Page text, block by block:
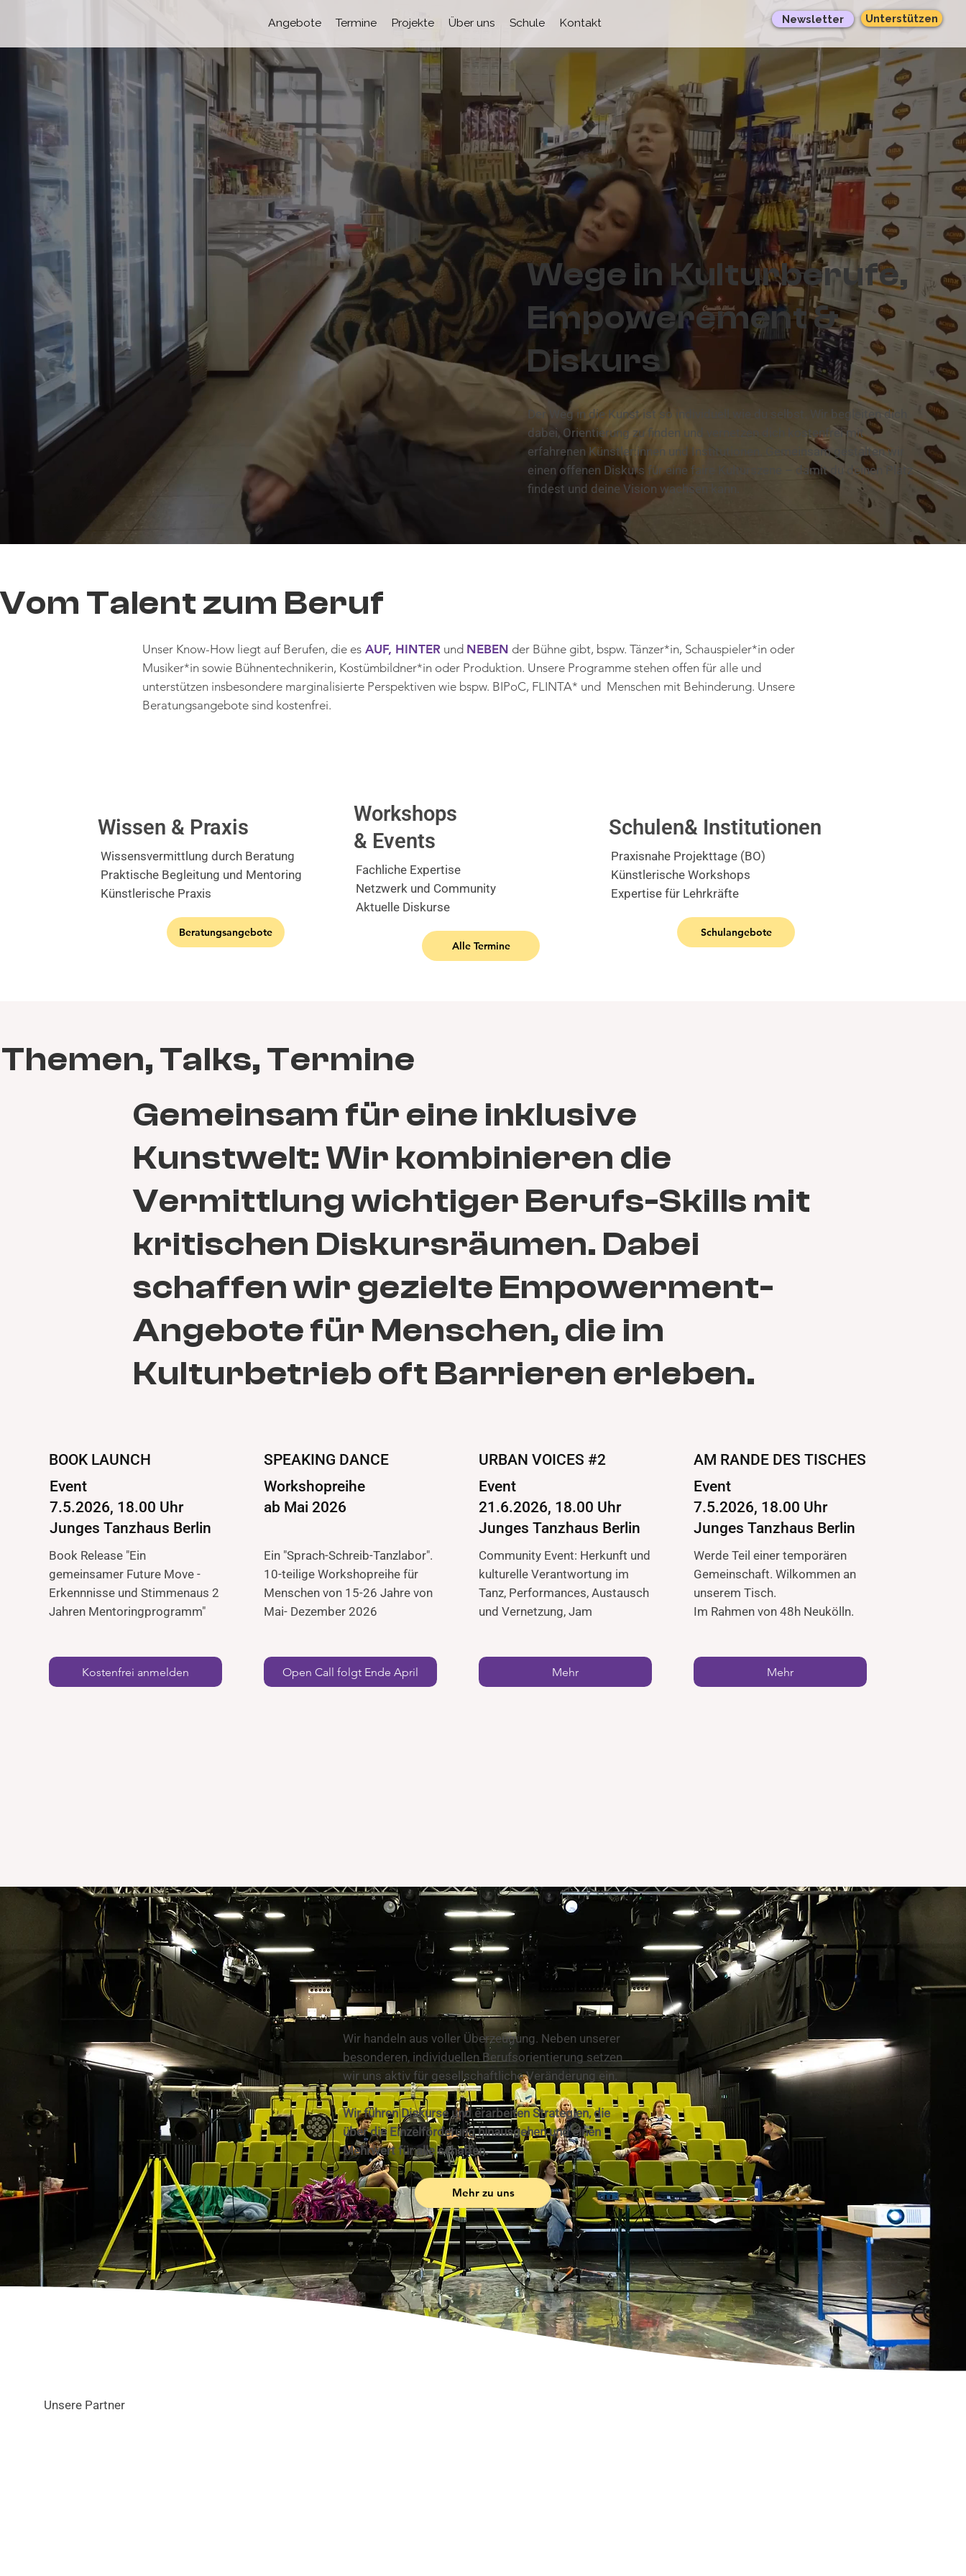
Unterstützen
Newsletter
Angebote Termine Projekte Über uns Schule Kontakt
Wege in Kulturberufe,
Empowerement &
Diskurs
Der Weg in die Kunst ist so individuell wie du selbst. Wir begleiten dich
dabei, Orientierung zu finden und vernetzen dich kostenfrei mit
erfahrenen Künstler:innen und Institutionen. Gemeinsam gestalten wir
einen offenen Diskurs für eine faire Kulturszene – damit du deinen Platz
findest und deine Vision wachsen kann.
Vom Talent zum Beruf
Unser Know-How liegt auf Berufen, die es AUF, HINTER und NEBEN der Bühne gibt, bspw. Tänzer*in, Schauspieler*in oder
Musiker*in sowie Bühnentechnikerin, Kostümbildner*in oder Produktion. Unsere Programme stehen offen für alle und
unterstützen insbesondere marginalisierte Perspektiven wie bspw. BIPoC, FLINTA* und Menschen mit Behinderung. Unsere
Beratungsangebote sind kostenfrei.
Wissen & Praxis
Wissensvermittlung durch Beratung
Praktische Begleitung und Mentoring
Künstlerische Praxis
Beratungsangebote
Workshops
& Events
Fachliche Expertise
Netzwerk und Community
Aktuelle Diskurse
Alle Termine
Schulen& Institutionen
Praxisnahe Projekttage (BO)
Künstlerische Workshops
Expertise für Lehrkräfte
Schulangebote
Themen, Talks, Termine
Gemeinsam für eine inklusive
Kunstwelt: Wir kombinieren die
Vermittlung wichtiger Berufs-Skills mit
kritischen Diskursräumen. Dabei
schaffen wir gezielte Empowerment-
Angebote für Menschen, die im
Kulturbetrieb oft Barrieren erleben.
BOOK LAUNCH
Event
7.5.2026, 18.00 Uhr
Junges Tanzhaus Berlin
Book Release "Ein
gemeinsamer Future Move -
Erkennnisse und Stimmenaus 2
Jahren Mentoringprogramm"
Kostenfrei anmelden
SPEAKING DANCE
Workshopreihe
ab Mai 2026
Ein "Sprach-Schreib-Tanzlabor".
10-teilige Workshopreihe für
Menschen von 15-26 Jahre von
Mai- Dezember 2026
Open Call folgt Ende April
URBAN VOICES #2
Event
21.6.2026, 18.00 Uhr
Junges Tanzhaus Berlin
Community Event: Herkunft und
kulturelle Verantwortung im
Tanz, Performances, Austausch
und Vernetzung, Jam
Mehr
AM RANDE DES TISCHES
Event
7.5.2026, 18.00 Uhr
Junges Tanzhaus Berlin
Werde Teil einer temporären
Gemeinschaft. Wilkommen an
unserem Tisch.
Im Rahmen von 48h Neukölln.
Mehr
Wir handeln aus voller Überzeugung. Neben unserer
besonderen, individuellen Berufsorientierung setzen
wir uns aktiv für gesellschaftliche Veränderung ein.
Wir führen Diskurse und erarbeiten Strategien, die
über die Einzelförderung hinausgehen und einen
Mehrwert für alle schaffen.
Mehr zu uns
Unsere Partner